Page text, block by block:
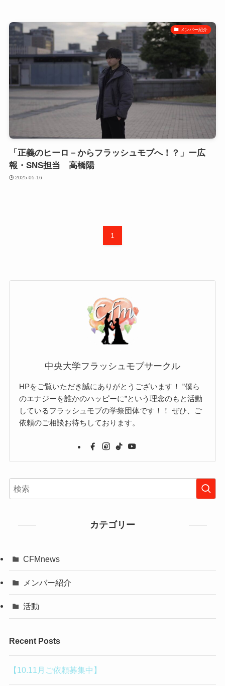
メンバー紹介
「正義のヒーロ－からフラッシュモブへ！？」ー広
報・SNS担当 高橋陽
2025-05-16
1
中央大学フラッシュモブサークル
HPをご覧いただき誠にありがとうございます！ ”僕ら
のエナジーを誰かのハッピーに”という理念のもと活動
しているフラッシュモブの学祭団体です！！ ぜひ、ご
依頼のご相談お待ちしております。
カテゴリー
CFMnews
メンバー紹介
活動
Recent Posts
【10.11月ご依頼募集中】